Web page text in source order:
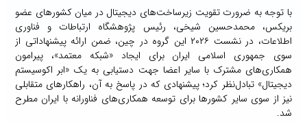
با توجه به ضرورت تقویت زیرساخت‌های دیجیتال در میان کشورهای عضو
بریکس، محمدحسین شیخی، رئیس پژوهشگاه ارتباطات و فناوری
اطلاعات، در نشست ۲۰۲۶ این گروه در چین، ضمن ارائه پیشنهاداتی از
سوی جمهوری اسلامی ایران برای ایجاد «شبکه معتمد»، پیرامون
همکاری‌های مشترک با سایر اعضا جهت دستیابی به یک «ابر اکوسیستم
دیجیتال» تبادل‌نظر کرد؛ پیشنهادی که در پاسخ به آن، راهکارهای متقابلی
نیز از سوی سایر کشورها برای توسعه همکاری‌های فناورانه با ایران مطرح
شد.